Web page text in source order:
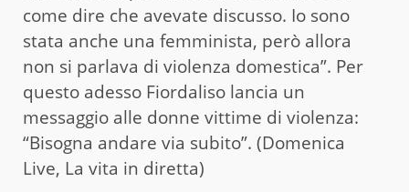
come dire che avevate discusso. Io sono
stata anche una femminista, però allora
non si parlava di violenza domestica”. Per
questo adesso Fiordaliso lancia un
messaggio alle donne vittime di violenza:
“Bisogna andare via subito”. (Domenica
Live, La vita in diretta)